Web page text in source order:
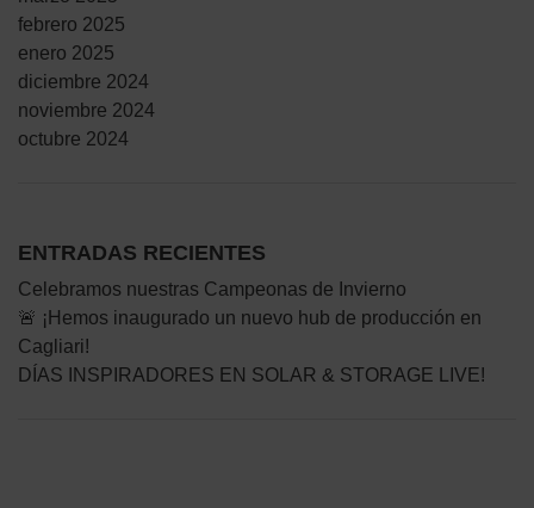
febrero 2025
enero 2025
diciembre 2024
noviembre 2024
octubre 2024
ENTRADAS RECIENTES
Celebramos nuestras Campeonas de Invierno
🚨 ¡Hemos inaugurado un nuevo hub de producción en
Cagliari!
DÍAS INSPIRADORES EN SOLAR & STORAGE LIVE!